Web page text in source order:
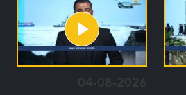
04-08-2026